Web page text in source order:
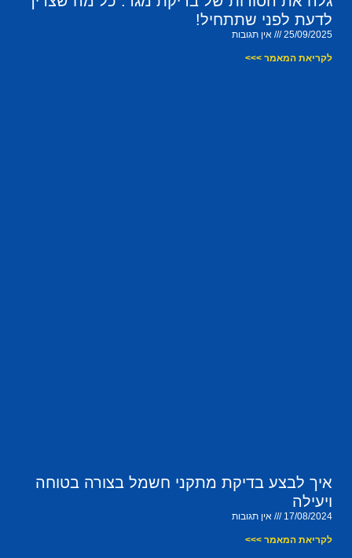
לדעת לפני שתתחיל!
25/09/2025 אין תגובות
לקריאת המאמר >>>
איך לבצע בדיקת מתקני חשמל בצורה בטוחה
ויעילה
17/08/2024 אין תגובות
לקריאת המאמר >>>